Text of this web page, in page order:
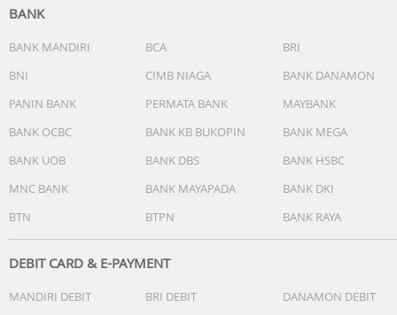
BANK
BANK MANDIRI BCA
BRI
BNI
CIMB NIAGA
BANK DANAMON
PANIN BANK
PERMATA BANK
MAYBANK
BANK OCBC
BANK KB BUKOPIN
BANK MEGA
BANK UOB
BANK DBS
BANK HSBC
MNC BANK
BANK MAYAPADA
BANK DKI
BTN
BTPN BANK RAYA
DEBIT CARD & E-PAYMENT
MANDIRI DEBIT BRI DEBIT
DANAMON DEBIT